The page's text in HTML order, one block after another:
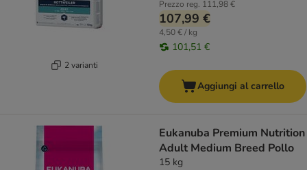
2 varianti
Prezzo reg. 111,98 €
107,99 €
4,50 € / kg
101,51 €
Aggiungi al carrello
Eukanuba Premium Nutrition
Adult Medium Breed Pollo
15 kg